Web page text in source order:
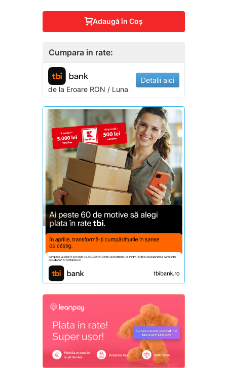
Adaugă în Coş
Cumpara in rate:
de la EroareRON / Luna
Detalii aici